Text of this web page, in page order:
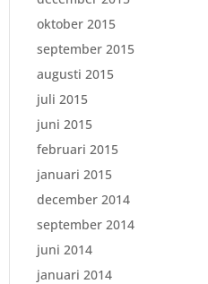
oktober 2015
september 2015
augusti 2015
juli 2015
juni 2015
februari 2015
januari 2015
december 2014
september 2014
juni 2014
januari 2014